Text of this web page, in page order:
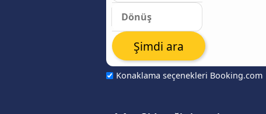
Konaklama seçenekleri Booking.com
Şimdi ara